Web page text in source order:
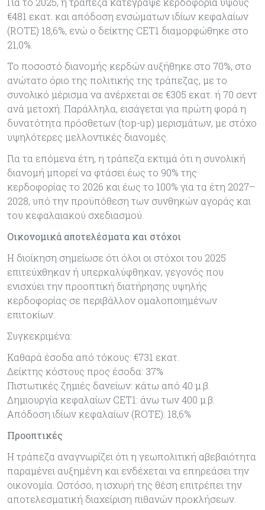
€481 εκατ. και απόδοση ενσώματων ιδίων κεφαλαίων
(ROTE) 18,6%, ενώ ο δείκτης CET1 διαμορφώθηκε στο
21,0%.
Το ποσοστό διανομής κερδών αυξήθηκε στο 70%, στο
ανώτατο όριο της πολιτικής της τράπεζας, με το
συνολικό μέρισμα να ανέρχεται σε €305 εκατ. ή 70 σεντ
ανά μετοχή. Παράλληλα, εισάγεται για πρώτη φορά η
δυνατότητα πρόσθετων (top-up) μερισμάτων, με στόχο
υψηλότερες μελλοντικές διανομές.
Για τα επόμενα έτη, η τράπεζα εκτιμά ότι η συνολική
διανομή μπορεί να φτάσει έως το 90% της
κερδοφορίας το 2026 και έως το 100% για τα έτη 2027–
2028, υπό την προϋπόθεση των συνθηκών αγοράς και
του κεφαλαιακού σχεδιασμού.
Οικονομικά αποτελέσματα και στόχοι
Η διοίκηση σημείωσε ότι όλοι οι στόχοι του 2025
επιτεύχθηκαν ή υπερκαλύφθηκαν, γεγονός που
ενισχύει την προοπτική διατήρησης υψηλής
κερδοφορίας σε περιβάλλον ομαλοποιημένων
επιτοκίων.
Συγκεκριμένα:
Καθαρά έσοδα από τόκους: €731 εκατ.
Δείκτης κόστους προς έσοδα: 37%
Πιστωτικές ζημιές δανείων: κάτω από 40 μ.β.
Δημιουργία κεφαλαίων CET1: άνω των 400 μ.β.
Απόδοση ιδίων κεφαλαίων (ROTE): 18,6%
Προοπτικές
Η τράπεζα αναγνωρίζει ότι η γεωπολιτική αβεβαιότητα
παραμένει αυξημένη και ενδέχεται να επηρεάσει την
οικονομία. Ωστόσο, η ισχυρή της θέση επιτρέπει την
αποτελεσματική διαχείριση πιθανών προκλήσεων.